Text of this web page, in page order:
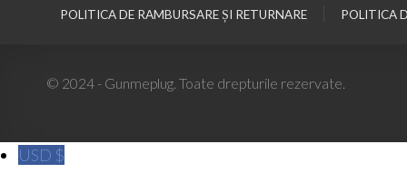
POLITICA DE RAMBURSARE ȘI RETURNARE
POLITICA
© 2024 - Gunmeplug. Toate drepturile rezervate.
USD $